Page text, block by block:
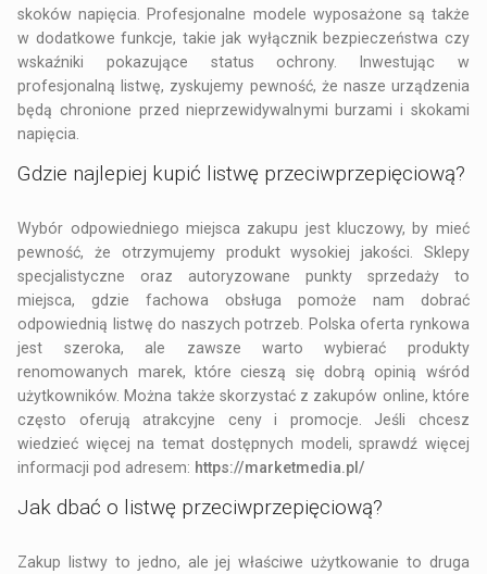
skoków napięcia. Profesjonalne modele wyposażone są także
w dodatkowe funkcje, takie jak wyłącznik bezpieczeństwa czy
wskaźniki pokazujące status ochrony. Inwestując w
profesjonalną listwę, zyskujemy pewność, że nasze urządzenia
będą chronione przed nieprzewidywalnymi burzami i skokami
napięcia.
Gdzie najlepiej kupić listwę przeciwprzepięciową?
Wybór odpowiedniego miejsca zakupu jest kluczowy, by mieć
pewność, że otrzymujemy produkt wysokiej jakości. Sklepy
specjalistyczne oraz autoryzowane punkty sprzedaży to
miejsca, gdzie fachowa obsługa pomoże nam dobrać
odpowiednią listwę do naszych potrzeb. Polska oferta rynkowa
jest szeroka, ale zawsze warto wybierać produkty
renomowanych marek, które cieszą się dobrą opinią wśród
użytkowników. Można także skorzystać z zakupów online, które
często oferują atrakcyjne ceny i promocje. Jeśli chcesz
wiedzieć więcej na temat dostępnych modeli, sprawdź więcej
informacji pod adresem: https://marketmedia.pl/
Jak dbać o listwę przeciwprzepięciową?
Zakup listwy to jedno, ale jej właściwe użytkowanie to druga